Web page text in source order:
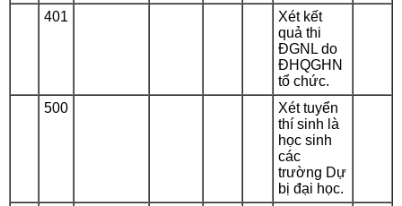
401
Xét kết
quả thi
ĐGNL do
ĐHQGHN
tổ chức.
500
Xét tuyển
thí sinh là
học sinh
các
trường Dự
bị đại học.